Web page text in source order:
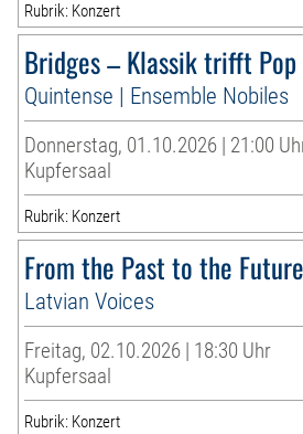
Rubrik: Konzert
Bridges – Klassik trifft Pop
Quintense | Ensemble Nobiles
Donnerstag, 01.10.2026 | 21:00
Kupfersaal
Rubrik: Konzert
From the Past to the Future
Latvian Voices
Freitag, 02.10.2026 | 18:30 Uhr
Kupfersaal
Rubrik: Konzert